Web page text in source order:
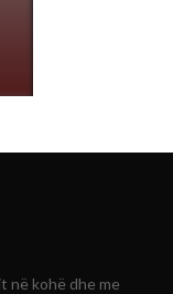
në kohë dhe me